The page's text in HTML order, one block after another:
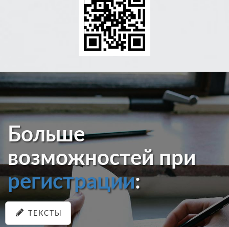
Больше
возможностей при
регистрации:
ТЕКСТЫ